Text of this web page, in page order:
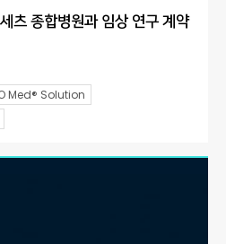
츠 종합병원과 임상 연구 계약
Med® Solution